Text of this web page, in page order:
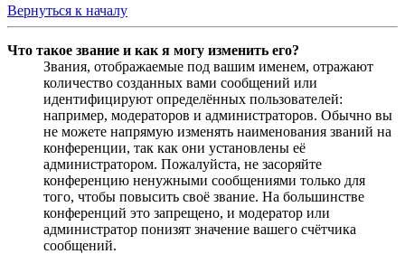
Вернуться к началу
Что такое звание и как я могу изменить его?
Звания, отображаемые под вашим именем, отражают
количество созданных вами сообщений или
идентифицируют определённых пользователей:
например, модераторов и администраторов. Обычно вы
не можете напрямую изменять наименования званий на
конференции, так как они установлены её
администратором. Пожалуйста, не засоряйте
конференцию ненужными сообщениями только для
того, чтобы повысить своё звание. На большинстве
конференций это запрещено, и модератор или
администратор понизят значение вашего счётчика
сообщений.